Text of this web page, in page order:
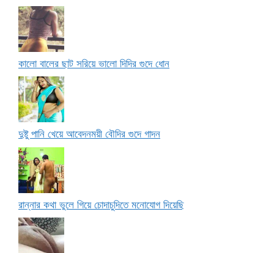
কালো বালের ছাট সরিয়ে ভালো দিদির গুদে ধোন
দুষ্টু পানি খেয়ে আবেদনময়ী বৌদির গুদে গাদন
রান্নার কথা ভুলে গিয়ে চোদাচুদিতে মনোযোগ দিয়েছি